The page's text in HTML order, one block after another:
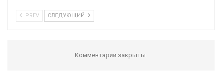
PREV СЛЕДУЮЩИЙ
Комментарии закрыты.